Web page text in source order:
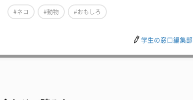
#ネコ #動物 #おもしろ
学生の窓口編集部